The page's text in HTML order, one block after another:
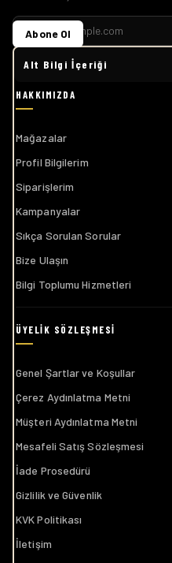
Alt Bilgi İçeriği
Mağazalar
Profil Bilgilerim
Siparişlerim
Kampanyalar
Sıkça Sorulan Sorular
Bize Ulaşın
Bilgi Toplumu Hizmetleri
Genel Şartlar ve Koşullar
Çerez Aydınlatma Metni
Müşteri Aydınlatma Metni
Mesafeli Satış Sözleşmesi
İade Prosedürü
Gizlilik ve Güvenlik
KVK Politikası
İletişim
Abone Ol